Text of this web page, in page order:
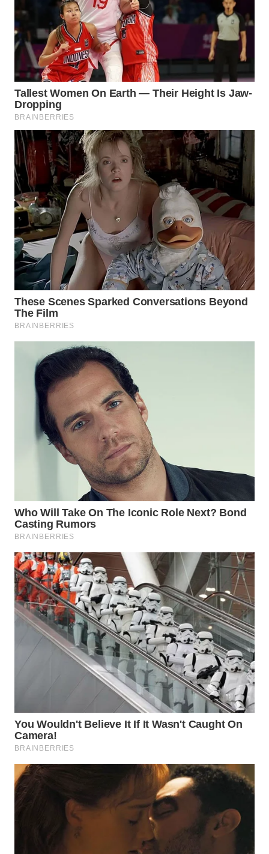
BEKASI
WN
BOGOR
WN
DEPOK
WN
TAPANULI
UTARA
WN
SAMOSIR
WN
PADANG
LAWAS
WN
SUMEDANG
CIANJUR
WN
KEPULAUAN
SERIBU
TANGERANG
BINJAI
WN
CIREBON
WN
INDRAMAYU
WN
KUNINGAN
WN
SUBANG
SUKABUMI
PURWAKARTA